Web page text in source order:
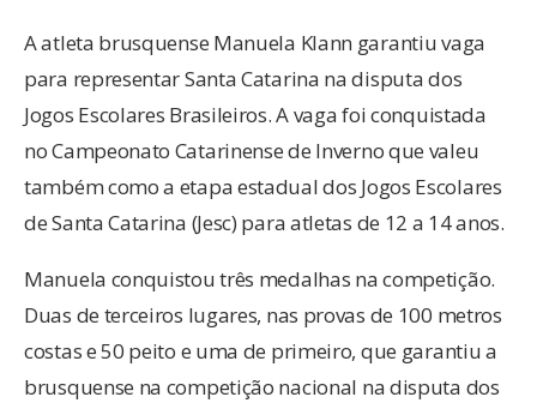
A atleta brusquense Manuela Klann garantiu vaga
para representar Santa Catarina na disputa dos
Jogos Escolares Brasileiros. A vaga foi conquistada
no Campeonato Catarinense de Inverno que valeu
também como a etapa estadual dos Jogos Escolares
de Santa Catarina (Jesc) para atletas de 12 a 14 anos.
Manuela conquistou três medalhas na competição.
Duas de terceiros lugares, nas provas de 100 metros
costas e 50 peito e uma de primeiro, que garantiu a
brusquense na competição nacional na disputa dos